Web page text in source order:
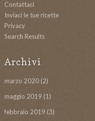
Contattaci
Inviaci le tue ricette
Privacy
Search Results
Archivi
marzo 2020(2)
maggio 2019 (1)
febbraio 2019 (3)